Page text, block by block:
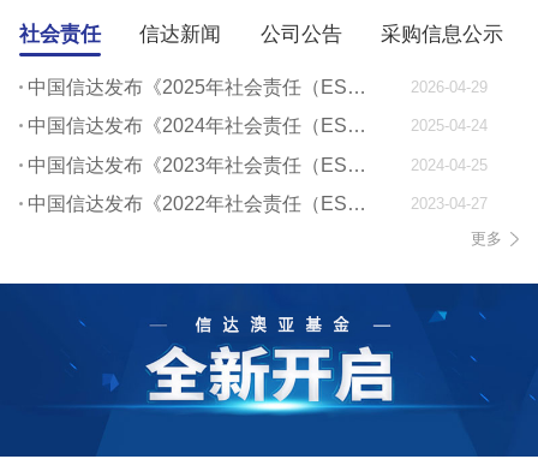
社会责任 信达新闻 公司公告 采购信息公示
中国信达发布《2025年社会责任（ESG）报告》 2026-04-29
中国信达发布《2024年社会责任（ESG）报告》 2025-04-24
中国信达发布《2023年社会责任（ESG）报告》 2024-04-25
中国信达发布《2022年社会责任（ESG）报告》
2023-04-27
更多